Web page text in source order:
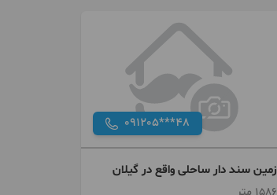
091205***48
زمین سند دار ساحلی واقع در گیلان